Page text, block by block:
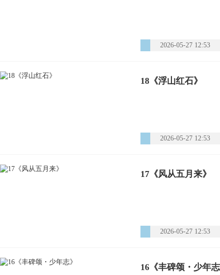
2026-05-27 12:53
18《浮山红石》
2026-05-27 12:53
17《风从五月来》
2026-05-27 12:53
16《丰碑颂・少年